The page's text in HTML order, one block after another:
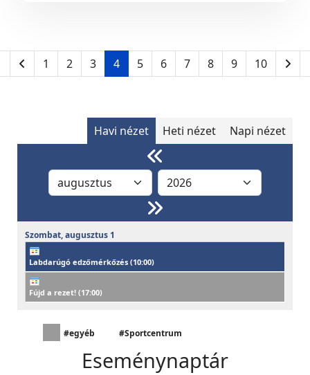
1 2 3 4 5 6 7 8 9 10
Havi nézet Heti nézet Napi nézet
Szombat,augusztus 1
Labdarúgó edzőmérkőzés (10:00)
Fújd a rezet! (17:00)
#egyéb #Sportcentrum
Eseménynaptár